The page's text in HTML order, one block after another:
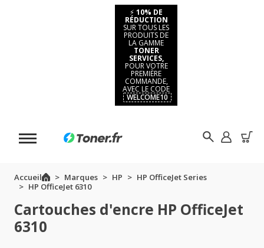
⚡ 10% DE
RÉDUCTION
SUR TOUS LES
PRODUITS DE
LA GAMME
TONER
SERVICES,
POUR VOTRE
PREMIÈRE
COMMANDE,
AVEC LE CODE
WELCOME10
Accueil Marques HP
HP OfficeJet Series
HP OfficeJet 6310
Cartouches d'encre HP OfficeJet
6310